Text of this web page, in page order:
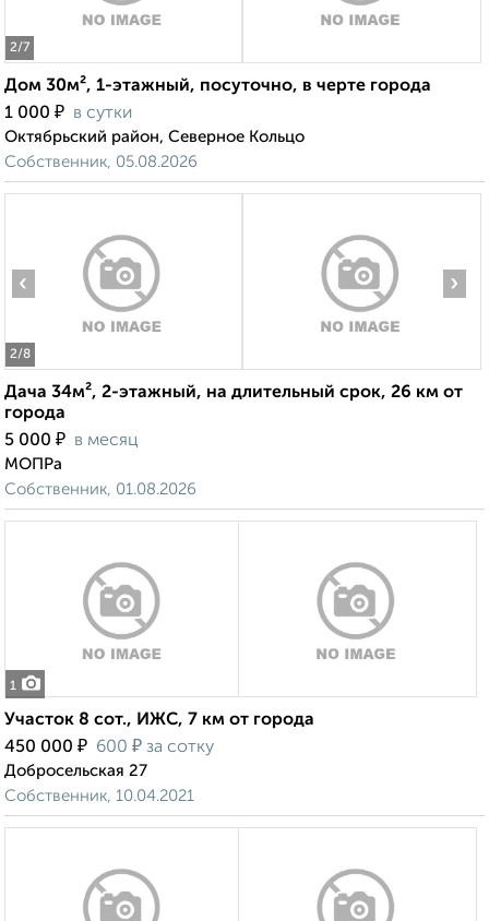
2/7
Дом 30м², 1-этажный, посуточно, в черте города
1 000 ₽ в сутки
Октябрьский район, Северное Кольцо
Собственник, 05.08.2026
2/8
‹ ›
Дача 34м², 2-этажный, на длительный срок, 26 км от
города
5 000 ₽ в месяц
МОПРа
Собственник, 01.08.2026
1
Участок 8 сот., ИЖС, 7 км от города
450 000 ₽ 600 ₽ за сотку
Добросельская 27
Собственник, 10.04.2021